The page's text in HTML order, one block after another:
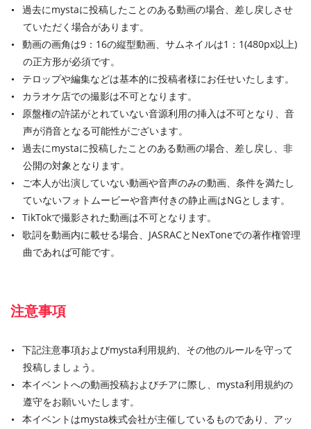
過去にmystaに投稿したことのある動画の場合、差し戻しさせ
ていただく場合があります。
動画の画角は9：16の縦型動画、サムネイルは1：1(480px以上)
の正方形が必須です。
テロップや編集などは基本的に投稿者様にお任せいたします。
カラオケ店での撮影は不可となります。
原盤権の許諾がとれていない音源利用の挿入は不可となり、音
声が消音となる可能性がございます。
過去にmystaに投稿したことのある動画の場合、差し戻し、非
公開の対象となります。
ご本人が出演していない動画や音声のみの動画、条件を満たし
ていないフォトムービーや音声付きの静止画はNGとします。
TikTokで撮影された動画は不可となります。
歌詞を動画内に載せる場合、JASRACとNexToneでの著作権管理
曲であれば可能です。
注意事項
下記注意事項およびmysta利用規約、その他のルールを守って
投稿しましょう。
本イベントへの動画投稿およびチアに際し、mysta利用規約の
遵守をお願いいたします。
本イベントはmysta株式会社が主催しているものであり、アッ